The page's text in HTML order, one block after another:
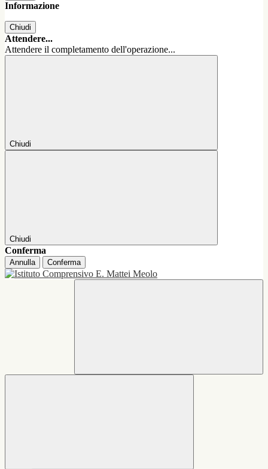
Informazione
Chiudi
Attendere...
Attendere il completamento dell'operazione...
Chiudi
Chiudi
Conferma
Annulla Conferma